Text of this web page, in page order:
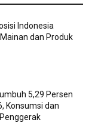
Indonesia
dan Produk
5,29 Persen
Konsumsi dan